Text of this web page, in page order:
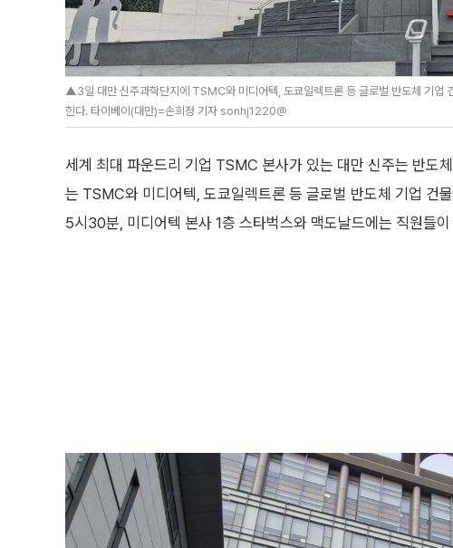
▲3일 대만 신주과학단지에 TSMC와 미디어텍, 도쿄일렉트론 등 글로벌 반도체 기업
힌다. 타이베이(대만)=손희정 기자 sonhj1220@
세계 최대 파운드리 기업 TSMC 본사가 있는 대만 신주는 반도
는 TSMC와 미디어텍, 도쿄일렉트론 등 글로벌 반도체 기업 건
5시30분, 미디어텍 본사 1층 스타벅스와 맥도날드에는 직원들